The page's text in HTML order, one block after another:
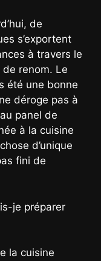
de
s’exportent
à travers le
renom. Le
été une bonne
déroge pas à
panel de
à la cuisine
d’unique
fini de
je préparer
la cuisine